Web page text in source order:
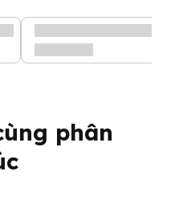
nêm rau
Mămmy vị
phân